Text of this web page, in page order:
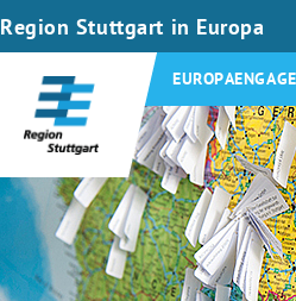
Region Stuttgart in Europa